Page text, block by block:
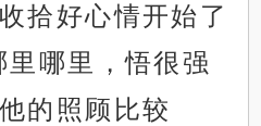
拾好心情开始了
里哪里，悟很强
的照顾比较